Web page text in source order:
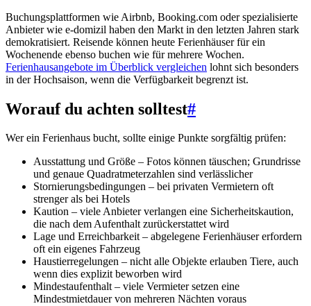
Buchungsplattformen wie Airbnb, Booking.com oder spezialisierte
Anbieter wie e-domizil haben den Markt in den letzten Jahren stark
demokratisiert. Reisende können heute Ferienhäuser für ein
Wochenende ebenso buchen wie für mehrere Wochen.
Ferienhausangebote im Überblick vergleichen lohnt sich besonders
in der Hochsaison, wenn die Verfügbarkeit begrenzt ist.
Worauf du achten solltest#
Wer ein Ferienhaus bucht, sollte einige Punkte sorgfältig prüfen:
Ausstattung und Größe – Fotos können täuschen; Grundrisse
und genaue Quadratmeterzahlen sind verlässlicher
Stornierungsbedingungen – bei privaten Vermietern oft
strenger als bei Hotels
Kaution – viele Anbieter verlangen eine Sicherheitskaution,
die nach dem Aufenthalt zurückerstattet wird
Lage und Erreichbarkeit – abgelegene Ferienhäuser erfordern
oft ein eigenes Fahrzeug
Haustierregelungen – nicht alle Objekte erlauben Tiere, auch
wenn dies explizit beworben wird
Mindestaufenthalt – viele Vermieter setzen eine
Mindestmietdauer von mehreren Nächten voraus